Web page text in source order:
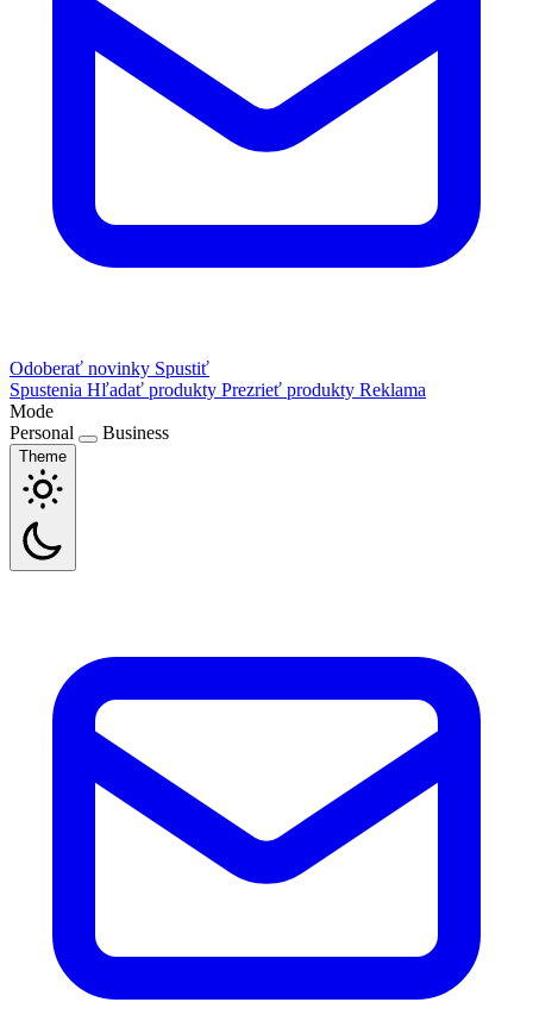
Odoberať novinky Spustiť
Spustenia Hľadať produkty Prezrieť produkty Reklama
Mode
Personal
Business
Theme